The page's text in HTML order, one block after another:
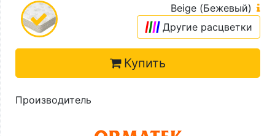
Beige (Бежевый)
|||| Другие расцветки
Купить
Производитель